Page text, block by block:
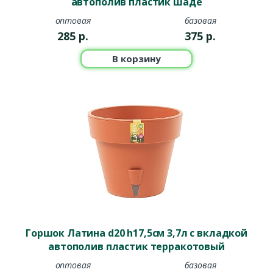
оптовая
285 р.
базовая
375 р.
В корзину
Горшок Латина d20 h17,5см 3,7л с вкладкой
автополив пластик терракотовый
оптовая базовая